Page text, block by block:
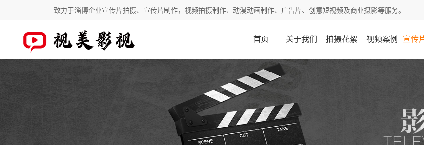
致力于淄博企业宣传片拍摄、宣传片制作，视频拍摄制作、动漫动画制作、广告片、创意短视频及商业摄影等服务。
首页 关于我们 拍摄花絮 视频案例 宣传